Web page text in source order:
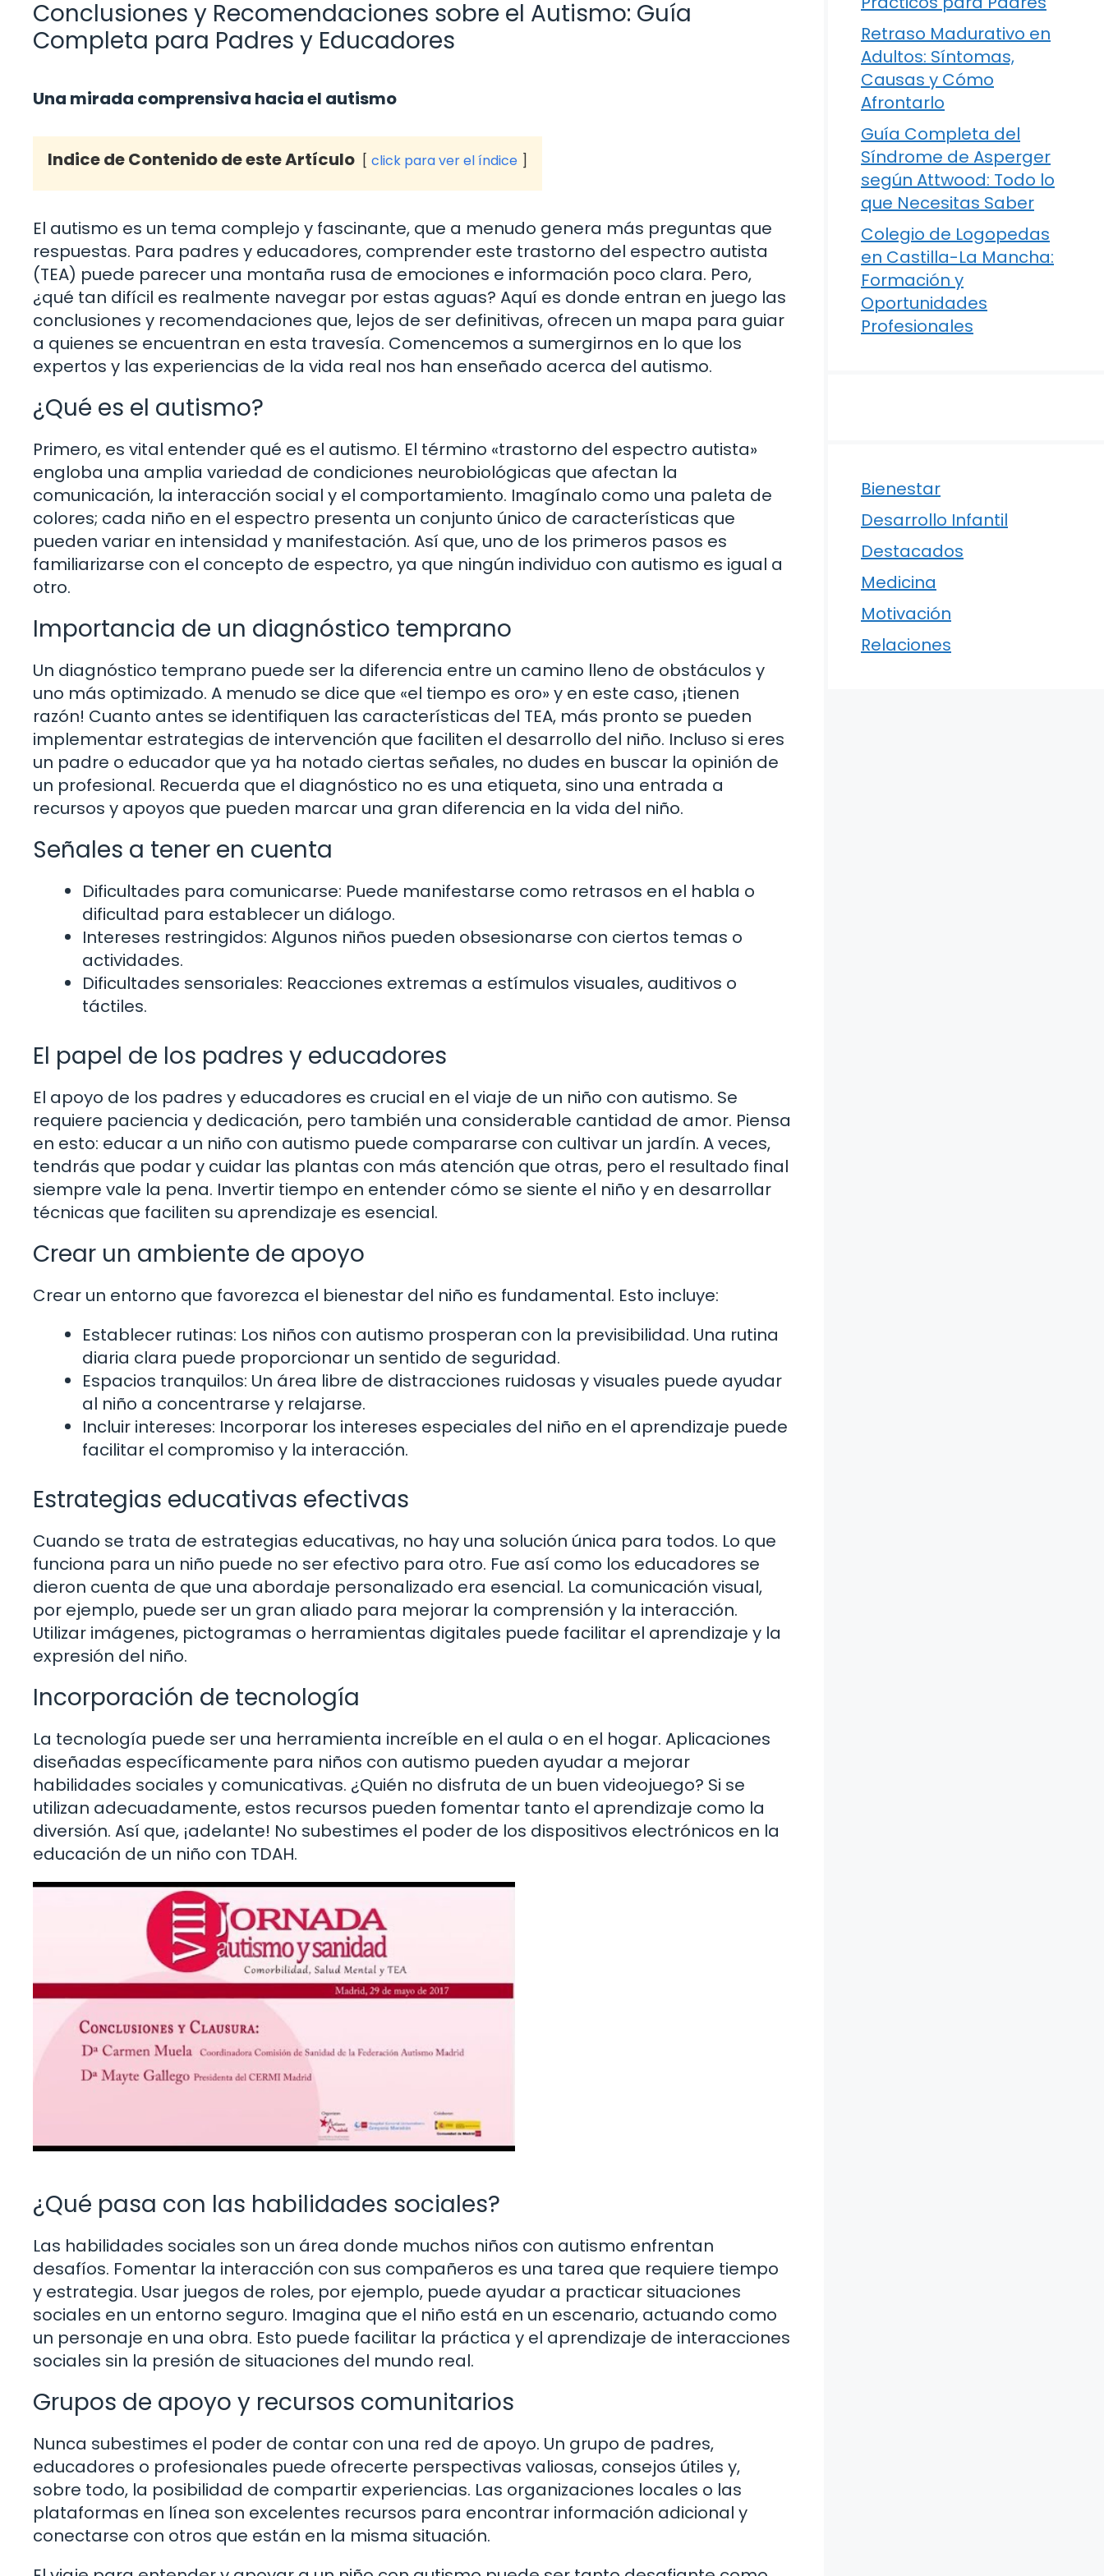
Conclusiones y Recomendaciones sobre el Autismo: Guía
Completa para Padres y Educadores
Una mirada comprensiva hacia el autismo
Indice de Contenido de este Artículo click para ver el índice
El autismo es un tema complejo y fascinante, que a menudo genera más preguntas que
respuestas. Para padres y educadores, comprender este trastorno del espectro autista
(TEA) puede parecer una montaña rusa de emociones e información poco clara. Pero,
¿qué tan difícil es realmente navegar por estas aguas? Aquí es donde entran en juego las
conclusiones y recomendaciones que, lejos de ser definitivas, ofrecen un mapa para guiar
a quienes se encuentran en esta travesía. Comencemos a sumergirnos en lo que los
expertos y las experiencias de la vida real nos han enseñado acerca del autismo.
¿Qué es el autismo?
Primero, es vital entender qué es el autismo. El término «trastorno del espectro autista»
engloba una amplia variedad de condiciones neurobiológicas que afectan la
comunicación, la interacción social y el comportamiento. Imagínalo como una paleta de
colores; cada niño en el espectro presenta un conjunto único de características que
pueden variar en intensidad y manifestación. Así que, uno de los primeros pasos es
familiarizarse con el concepto de espectro, ya que ningún individuo con autismo es igual a
otro.
Importancia de un diagnóstico temprano
Un diagnóstico temprano puede ser la diferencia entre un camino lleno de obstáculos y
uno más optimizado. A menudo se dice que «el tiempo es oro» y en este caso, ¡tienen
razón! Cuanto antes se identifiquen las características del TEA, más pronto se pueden
implementar estrategias de intervención que faciliten el desarrollo del niño. Incluso si eres
un padre o educador que ya ha notado ciertas señales, no dudes en buscar la opinión de
un profesional. Recuerda que el diagnóstico no es una etiqueta, sino una entrada a
recursos y apoyos que pueden marcar una gran diferencia en la vida del niño.
Señales a tener en cuenta
Dificultades para comunicarse: Puede manifestarse como retrasos en el habla o
dificultad para establecer un diálogo.
Intereses restringidos: Algunos niños pueden obsesionarse con ciertos temas o
actividades.
Dificultades sensoriales: Reacciones extremas a estímulos visuales, auditivos o
táctiles.
El papel de los padres y educadores
El apoyo de los padres y educadores es crucial en el viaje de un niño con autismo. Se
requiere paciencia y dedicación, pero también una considerable cantidad de amor. Piensa
en esto: educar a un niño con autismo puede compararse con cultivar un jardín. A veces,
tendrás que podar y cuidar las plantas con más atención que otras, pero el resultado final
siempre vale la pena. Invertir tiempo en entender cómo se siente el niño y en desarrollar
técnicas que faciliten su aprendizaje es esencial.
Crear un ambiente de apoyo
Crear un entorno que favorezca el bienestar del niño es fundamental. Esto incluye:
Establecer rutinas: Los niños con autismo prosperan con la previsibilidad. Una rutina
diaria clara puede proporcionar un sentido de seguridad.
Espacios tranquilos: Un área libre de distracciones ruidosas y visuales puede ayudar
al niño a concentrarse y relajarse.
Incluir intereses: Incorporar los intereses especiales del niño en el aprendizaje puede
facilitar el compromiso y la interacción.
Estrategias educativas efectivas
Cuando se trata de estrategias educativas, no hay una solución única para todos. Lo que
funciona para un niño puede no ser efectivo para otro. Fue así como los educadores se
dieron cuenta de que una abordaje personalizado era esencial. La comunicación visual,
por ejemplo, puede ser un gran aliado para mejorar la comprensión y la interacción.
Utilizar imágenes, pictogramas o herramientas digitales puede facilitar el aprendizaje y la
expresión del niño.
Incorporación de tecnología
La tecnología puede ser una herramienta increíble en el aula o en el hogar. Aplicaciones
diseñadas específicamente para niños con autismo pueden ayudar a mejorar
habilidades sociales y comunicativas. ¿Quién no disfruta de un buen videojuego? Si se
utilizan adecuadamente, estos recursos pueden fomentar tanto el aprendizaje como la
diversión. Así que, ¡adelante! No subestimes el poder de los dispositivos electrónicos en la
educación de un niño con TDAH.
¿Qué pasa con las habilidades sociales?
Las habilidades sociales son un área donde muchos niños con autismo enfrentan
desafíos. Fomentar la interacción con sus compañeros es una tarea que requiere tiempo
y estrategia. Usar juegos de roles, por ejemplo, puede ayudar a practicar situaciones
sociales en un entorno seguro. Imagina que el niño está en un escenario, actuando como
un personaje en una obra. Esto puede facilitar la práctica y el aprendizaje de interacciones
sociales sin la presión de situaciones del mundo real.
Grupos de apoyo y recursos comunitarios
Nunca subestimes el poder de contar con una red de apoyo. Un grupo de padres,
educadores o profesionales puede ofrecerte perspectivas valiosas, consejos útiles y,
sobre todo, la posibilidad de compartir experiencias. Las organizaciones locales o las
plataformas en línea son excelentes recursos para encontrar información adicional y
conectarse con otros que están en la misma situación.
Retraso Madurativo en
Adultos: Síntomas,
Causas y Cómo
Afrontarlo
Guía Completa del
Síndrome de Asperger
según Attwood: Todo lo
que Necesitas Saber
Colegio de Logopedas
en Castilla-La Mancha:
Formación y
Oportunidades
Profesionales
Bienestar
Desarrollo Infantil
Destacados
Medicina
Motivación
Relaciones